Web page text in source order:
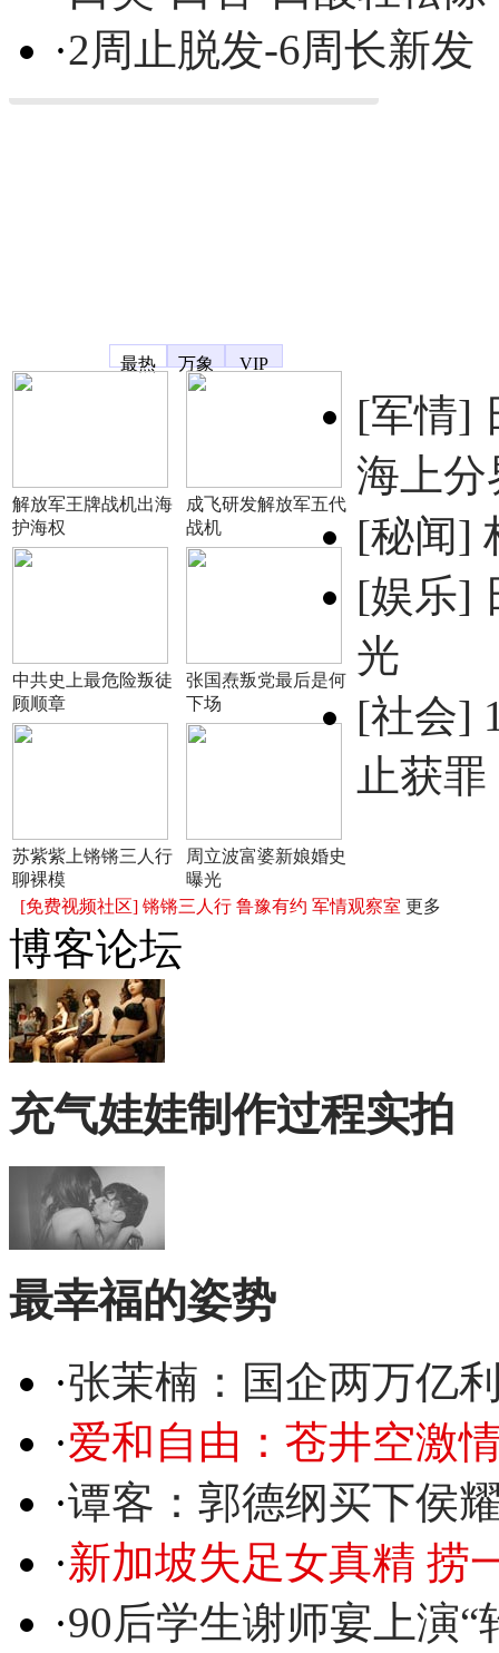
·2周止脱发-6周长新发
最热
万象 VIP
解放军王牌战机出海
护海权
成飞研发解放军五代
战机
中共史上最危险叛徒
顾顺章
张国焘叛党最后是何
下场
苏紫紫上锵锵三人行
聊裸模
周立波富婆新娘婚史
曝光
[军情]
海上分
[秘闻]
[娱乐]
光
[社会]
止获罪
[免费视频社区] 锵锵三人行 鲁豫有约 军情观察室 更多
博客论坛
充气娃娃制作过程实拍
最幸福的姿势
·张茉楠：国企两万亿
·爱和自由：苍井空激
·谭客：郭德纲买下侯
·新加坡失足女真精 捞
·90后学生谢师宴上演“